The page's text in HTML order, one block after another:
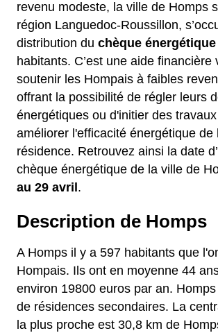
revenu modeste, la ville de Homps
région Languedoc-Roussillon,
distribution du chèque énergétique
habitants. C’est une aide financière
soutenir les Hompais à faibles
offrant la possibilité de régler leurs
énergétiques ou d'initier des
améliorer l'efficacité énergétique de
résidence. Retrouvez ainsi la date
chèque énergétique de la ville de
au 29 avril .
Description de Homps
A Homps il y a 597 habitants que
Hompais. Ils ont en moyenne 44
environ 19800 euros par an.
de résidences secondaires. La
la plus proche est 30,8 km de